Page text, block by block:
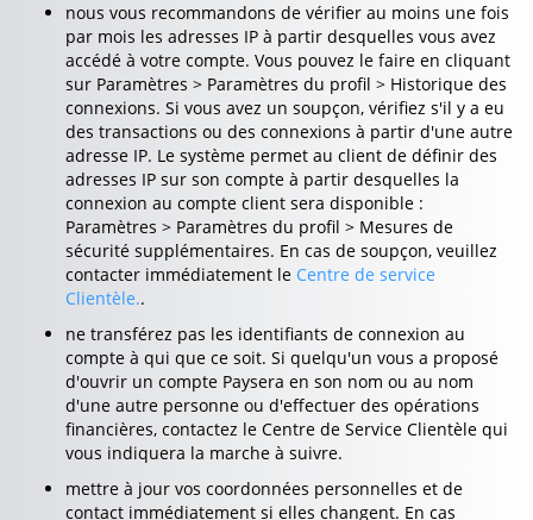
nous vous recommandons de vérifier au moins une fois
par mois les adresses IP à partir desquelles vous avez
accédé à votre compte. Vous pouvez le faire en cliquant
sur Paramètres > Paramètres du profil > Historique des
connexions. Si vous avez un soupçon, vérifiez s'il y a eu
des transactions ou des connexions à partir d'une autre
adresse IP. Le système permet au client de définir des
adresses IP sur son compte à partir desquelles la
connexion au compte client sera disponible :
Paramètres > Paramètres du profil > Mesures de
sécurité supplémentaires. En cas de soupçon, veuillez
contacter immédiatement le Centre de service
Clientèle..
ne transférez pas les identifiants de connexion au
compte à qui que ce soit. Si quelqu'un vous a proposé
d'ouvrir un compte Paysera en son nom ou au nom
d'une autre personne ou d'effectuer des opérations
financières, contactez le Centre de Service Clientèle qui
vous indiquera la marche à suivre.
mettre à jour vos coordonnées personnelles et de
contact immédiatement si elles changent. En cas